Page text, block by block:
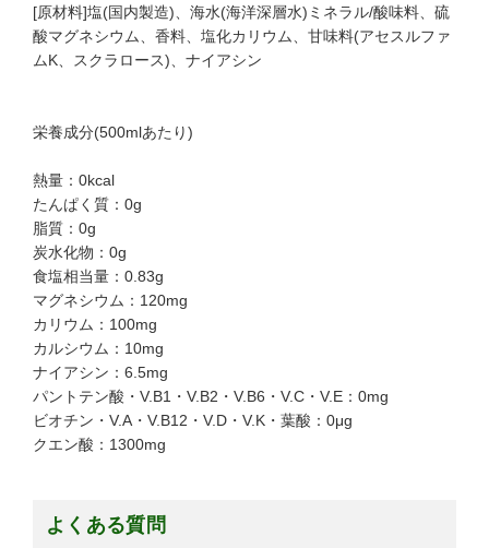
[原材料]塩(国内製造)、海水(海洋深層水)ミネラル/酸味料、硫
酸マグネシウム、香料、塩化カリウム、甘味料(アセスルファ
ムK、スクラロース)、ナイアシン
栄養成分(500mlあたり)
熱量：0kcal
たんぱく質：0g
脂質：0g
炭水化物：0g
食塩相当量：0.83g
マグネシウム：120mg
カリウム：100mg
カルシウム：10mg
ナイアシン：6.5mg
パントテン酸・V.B1・V.B2・V.B6・V.C・V.E：0mg
ビオチン・V.A・V.B12・V.D・V.K・葉酸：0μg
クエン酸：1300mg
よくある質問